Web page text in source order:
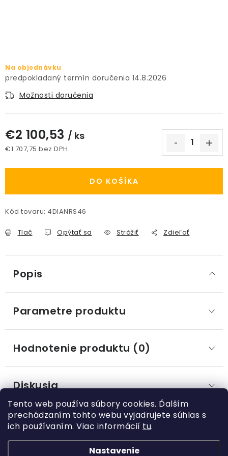
Tento web používa súbory cookies. Ďalším
prechádzaním tohto webu vyjadrujete súhlas s
ich používaním. Viac informácií tu.
Nastavenie
KVETINÁČE A OBALY NA RASTLINY
ZNAČKY
Podmienky ochrany osobných údajov
Spôsoby platby
Kontakt / Právne údaje
Na objednávku
14.8.2026
Možnosti doručenia
€2 100,53 / ks
€1 707,75 bez DPH
DO KOŠÍKA
Kód tovaru: 4DIANRS46
Tlač Opýtať sa Strážiť Zdieľať
Popis
Parametre produktu
Hodnotenie produktu (0)
Diskusia
á